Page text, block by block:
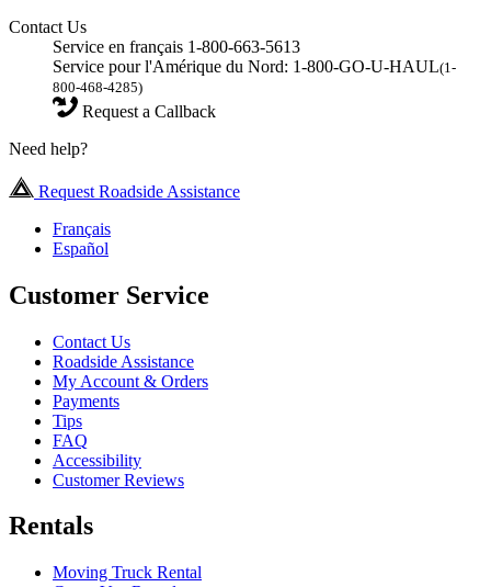
Contact Us
Service en français 1-800-663-5613
Service pour l'Amérique du Nord: 1-800-GO-U-HAUL(1-
800-468-4285)
Request a Callback
Need help?
Request Roadside Assistance
Français
Español
Customer Service
Contact Us
Roadside Assistance
My Account & Orders
Payments
Tips
FAQ
Accessibility
Customer Reviews
Rentals
Moving Truck Rental